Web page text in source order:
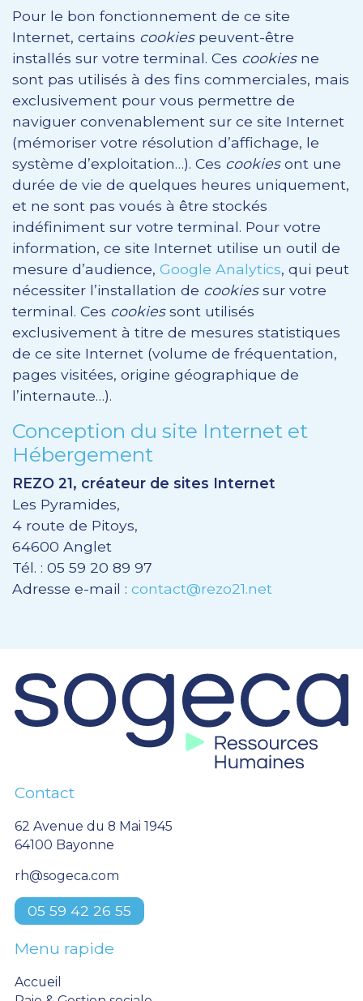
Pour le bon fonctionnement de ce site
Internet, certains cookiespeuvent-être
installés sur votre terminal. Ces cookiesne
sont pas utilisés à des fins commerciales, mais
exclusivement pour vous permettre de
naviguer convenablement sur ce site Internet
(mémoriser votre résolution d’affichage, le
système d’exploitation…). Ces cookiesont une
durée de vie de quelques heures uniquement,
et ne sont pas voués à être stockés
indéfiniment sur votre terminal. Pour votre
information, ce site Internet utilise un outil de
mesure d’audience, Google Analytics, qui peut
nécessiter l’installation de cookiessur votre
terminal. Ces cookiessont utilisés
exclusivement à titre de mesures statistiques
de ce site Internet (volume de fréquentation,
pages visitées, origine géographique de
l’internaute…).
Conception du site Internet et
Hébergement
REZO 21, créateur de sites Internet
Les Pyramides,
4 route de Pitoys,
64600 Anglet
Tél. : 05 59 20 89 97
Adresse e-mail : contact@rezo21.net
Contact
62 Avenue du 8 Mai 1945
64100 Bayonne
rh@sogeca.com
05 59 42 26 55
Menu rapide
Accueil